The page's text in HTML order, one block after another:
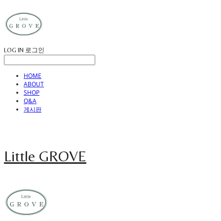
LOG IN 로그인
HOME
ABOUT
SHOP
Q&A
게시판
Little GROVE